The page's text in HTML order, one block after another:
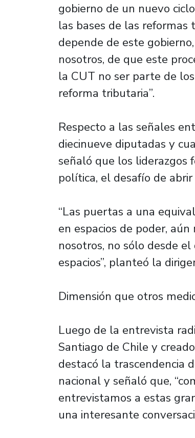
gobierno de un nuevo
las bases de las reformas
depende de este
nosotros, de que este
la CUT no ser parte de
reforma tributaria”.
Respecto a las señales
diecinueve diputadas y
señaló que los liderazgos
política, el desafío de
“Las puertas a una
en espacios de poder,
nosotros, no sólo desde
espacios”, planteó la
Dimensión que otros
Luego de la entrevista
Santiago de Chile y
destacó la trascendencia
nacional y señaló que,
entrevistamos a estas
una interesante